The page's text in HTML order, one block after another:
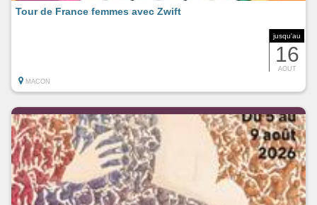
jusqu'au
16
AOUT
Tour de France femmes avec Zwift
MACON